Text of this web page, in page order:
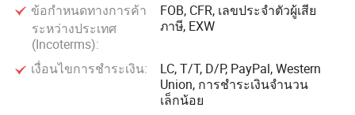
มีเหตุผลในการออกแบบเทคโนโลยีขั้นสูงเชื่อถือได้ในการขาย
รูปลักษณ์และคุณสมบัติที่ครบถ้วนสมบูรณ์ผลิตภัณฑ์ของเรามี
การจำหน่ายที่ดีในพื้นที่มากกว่า 10 ประเทศเช่นยุโรป
อเมริกาใต้ตะวันออกกลางแอฟริกาใต้ ภาคใต้เอเชียอเมริกา
ฯลฯเนื่องจากคุณภาพและชื่อเสียงที่ดีลูกค้าชาวต่างชาติยอมรับ
ข้อกำหนดทางการค้า
ระหว่างประเทศ
(Incoterms):
FOB, CFR, เลขประจำตัวผู้เสีย
ภาษี, EXW
เงื่อนไขการชำระเงิน:
LC, T/T, D/P, PayPal, Western
Union, การชำระเงินจำนวน
เล็กน้อย